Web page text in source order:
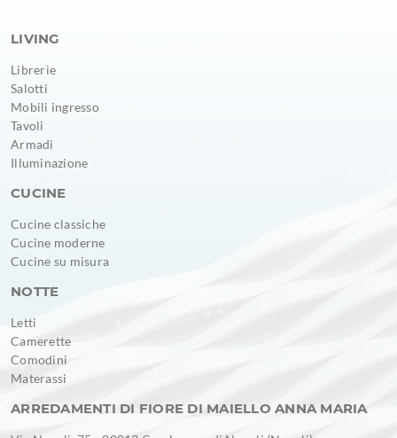
LIVING
Librerie
Salotti
Mobili ingresso
Tavoli
Armadi
Illuminazione
CUCINE
Cucine classiche
Cucine moderne
Cucine su misura
NOTTE
Letti
Camerette
Comodini
Materassi
ARREDAMENTI DI FIORE DI MAIELLO ANNA MARIA